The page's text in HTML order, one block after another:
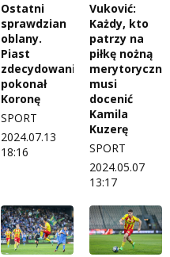
Ostatni
sprawdzian
oblany.
Piast
zdecydowanie
pokonał
Koronę
SPORT
2024.07.13
18:16
Vuković:
Każdy, kto
patrzy na
piłkę nożną
musi
docenić
Kamila
Kuzerę
SPORT
2024.05.07
13:17